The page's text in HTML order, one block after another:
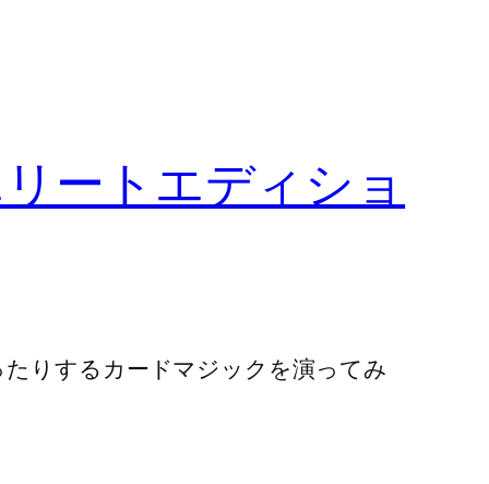
ートエディショ
りするカードマジックを演ってみ